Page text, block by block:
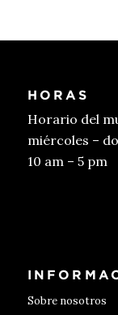
HORAS
Horario del
miércoles –
10 am – 5 pm
Sobre nosotros